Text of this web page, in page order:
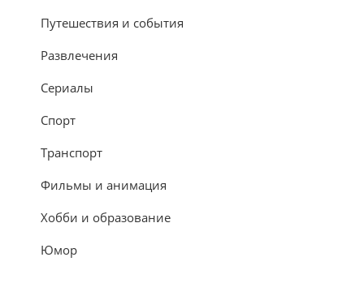
Путешествия и события
Развлечения
Сериалы
Спорт
Транспорт
Фильмы и анимация
Хобби и образование
Юмор